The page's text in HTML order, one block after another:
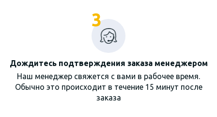
3
Дождитесь подтверждения заказа менеджером
Наш менеджер свяжется с вами в рабочее время.
Обычно это происходит в течение 15 минут после
заказа